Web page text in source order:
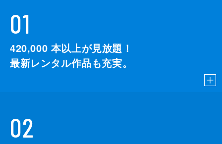
01
420,000 本以上が見放題！
最新レンタル作品も充実。
02